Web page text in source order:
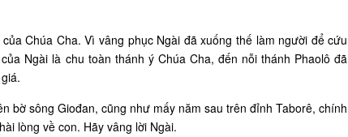
Chúa Cha. Vì vâng phục Ngài đã xuống thế làm người để cứu
Ngài là chu toàn thánh ý Chúa Cha, đến nỗi thánh Phaolô đã
bờ sông Giođan, cũng như mấy năm sau trên đỉnh Taborê, chính
lòng về con. Hãy vâng lời Ngài.